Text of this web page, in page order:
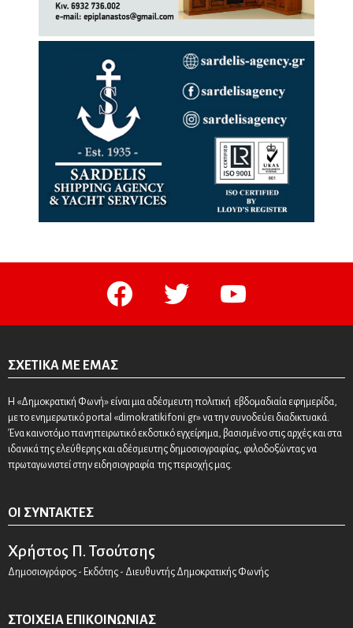
facebook twitter youtube
ΣΧΕΤΙΚΆ ΜΕ ΕΜΆΣ
Η «Δημοκρατική Φωνή» είναι μια αδέσμευτη πολιτική εβδομαδιαία εφημερίδα,
με το ενημερωτικό portal «dimokratikifoni.gr» να την συνοδεύει διαδικτυακά.
Ένα καινοτόμο πανηπειρωτικό εκδοτικό εγχείρημα, βασισμένο στις αρχές και στα
ιδανικά της ελεύθερης και αδέσμευτης δημοσιογραφίας, φιλοδοξώντας να
πρωταγωνιστεί στην ειδησιογραφία της περιοχής μας.
ΟΙ ΣΥΝΤΆΚΤΕΣ
Χρήστος Π. Τσούτσης
Δημοσιογράφος - Εκδότης - Διευθυντής Δημοκρατικής Φωνής
ΣΤΟΙΧΕΊΑ ΕΠΙΚΟΙΝΩΝΊΑΣ